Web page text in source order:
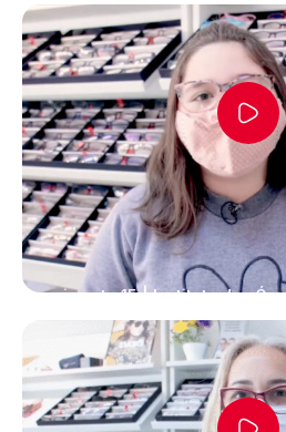
Depoimento 15 | Instituto dos